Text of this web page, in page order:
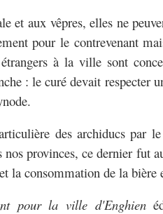
et aux vêpres, elles ne
pour le contrevenant
à la ville sont
: lecuré devait respecter
des archiducs par
provinces, ce dernier fut
la consommation de la bière
pour la ville d'Enghien